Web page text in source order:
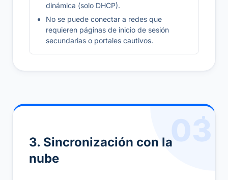
dinámica (solo DHCP).
No se puede conectar a redes que
requieren páginas de inicio de sesión
secundarias o portales cautivos.
03
3. Sincronización con la
nube